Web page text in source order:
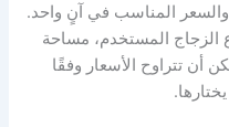
والسعر المناسب في آنٍ واحد.
الزجاج المستخدم، مساحة
أن تتراوح الأسعار وفقًا